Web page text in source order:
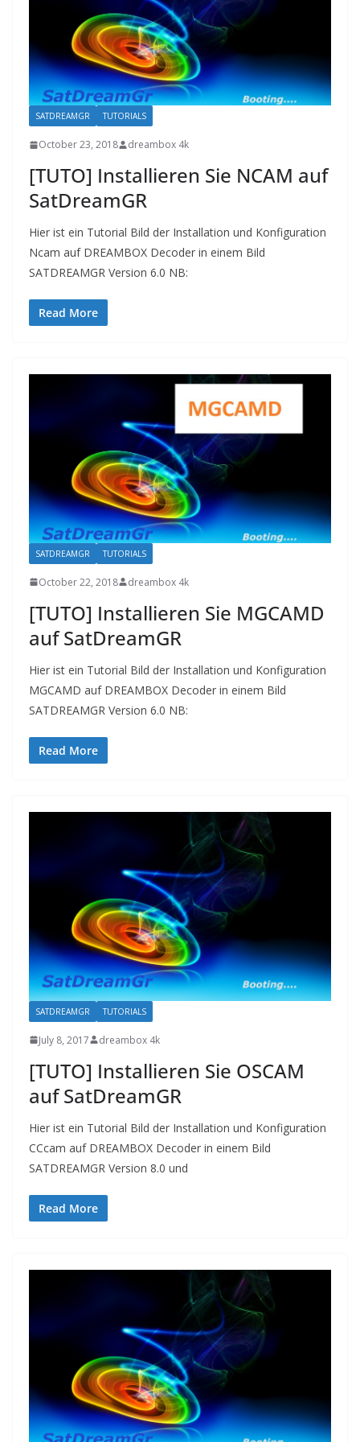
SATDREAMGR TUTORIALS
October 23, 2018 dreambox 4k
[TUTO] Installieren Sie NCAM auf
SatDreamGR
Hier ist ein Tutorial Bild der Installation und Konfiguration
Ncam auf DREAMBOX Decoder in einem Bild
SATDREAMGR Version 6.0 NB:
Read More
SATDREAMGR TUTORIALS
October 22, 2018 dreambox 4k
[TUTO] Installieren Sie MGCAMD
auf SatDreamGR
Hier ist ein Tutorial Bild der Installation und Konfiguration
MGCAMD auf DREAMBOX Decoder in einem Bild
SATDREAMGR Version 6.0 NB:
Read More
SATDREAMGR TUTORIALS
July 8, 2017 dreambox 4k
[TUTO] Installieren Sie OSCAM
auf SatDreamGR
Hier ist ein Tutorial Bild der Installation und Konfiguration
CCcam auf DREAMBOX Decoder in einem Bild
SATDREAMGR Version 8.0 und
Read More